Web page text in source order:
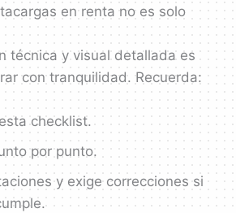
en renta no es solo
técnica y visual detallada es
con tranquilidad. Recuerda:
checklist.
por punto.
y exige correcciones si